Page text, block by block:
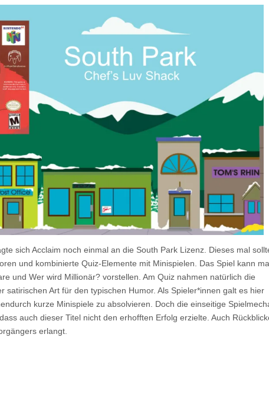
sich Acclaim noch einmal an die South Park Lizenz. Dieses mal
und kombinierte Quiz-Elemente mit Minispielen. Das Spiel kann
und Wer wird Millionär? vorstellen. Am Quiz nahmen natürlich die
Art für den typischen Humor. Als Spieler*innen galt es hier
kurze Minispiele zu absolvieren. Doch die einseitige
auch dieser Titel nicht den erhofften Erfolg erzielte. Auch
erlangt.